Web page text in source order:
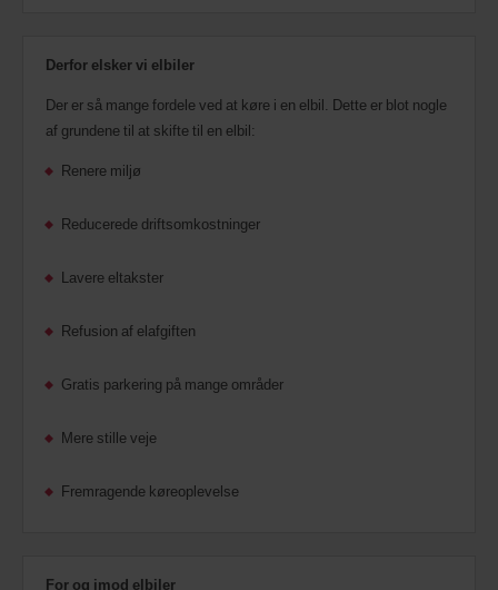
Derfor elsker vi elbiler
Der er så mange fordele ved at køre i en elbil. Dette er blot nogle
af grundene til at skifte til en elbil:
Renere miljø
Reducerede driftsomkostninger
Lavere eltakster
Refusion af elafgiften
Gratis parkering på mange områder
Mere stille veje
Fremragende køreoplevelse
For og imod elbiler